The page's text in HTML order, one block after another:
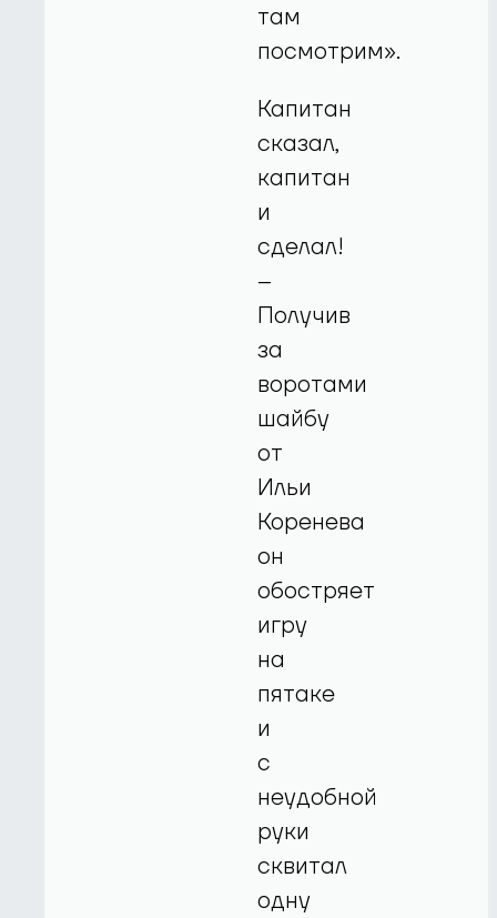
там
посмотрим».
Капитан
сказал,
капитан
и
сделал!
–
Получив
за
воротами
шайбу
от
Ильи
Коренева
он
обостряет
игру
на
пятаке
и
с
неудобной
руки
сквитал
одну